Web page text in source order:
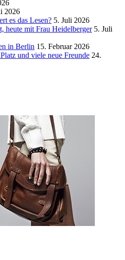
2026
es das Lesen? 5. Juli 2026
heute mit Frau Heidelberger 5. Juli
in Berlin 15. Februar 2026
und viele neue Freunde 24.